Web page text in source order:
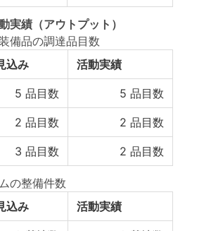
実績 （アウトプット）
備品の調達品目数
込み 活動実績
5 品目数 5 品目数
2 品目数 2 品目数
3 品目数 2 品目数
の整備件数
込み 活動実績